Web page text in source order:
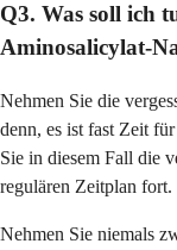
Q3. Was soll ich
Aminosalicylat-
Nehmen Sie die
denn, es ist fast Zeit
Sie in diesem Fall die
regulären Zeitplan fort.
Nehmen Sie niemals